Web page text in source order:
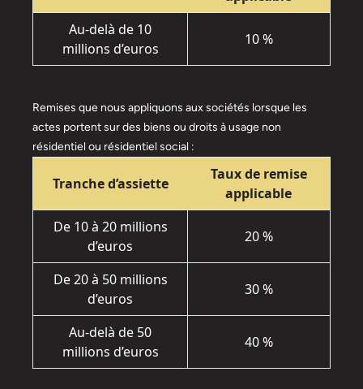
Au-delà de 10
millions d’euros
10 %
Remises que nous appliquons aux sociétés lorsque les
actes portent sur des biens ou droits à usage non
résidentiel ou résidentiel social :
Tranche d’assiette
Taux de remise
applicable
De 10 à 20 millions
d’euros
20 %
De 20 à 50 millions
d’euros
30 %
Au-delà de 50
millions d’euros
40 %